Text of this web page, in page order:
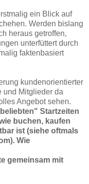
ein Blick auf
Werden bislang
heraus getroffen,
unterfüttert durch
faktenbasiert
kundenorientierter
und Mitglieder da
Angebot sehen.
Startzeiten
buchen, kaufen
ist (siehe oftmals
Wie
gemeinsam mit